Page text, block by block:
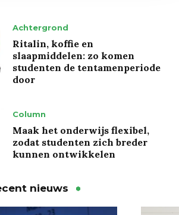
Achtergrond
Ritalin, koffie en
slaapmiddelen: zo komen
studenten de tentamenperiode
door
Column
Maak het onderwijs flexibel,
zodat studenten zich breder
kunnen ontwikkelen
nieuws